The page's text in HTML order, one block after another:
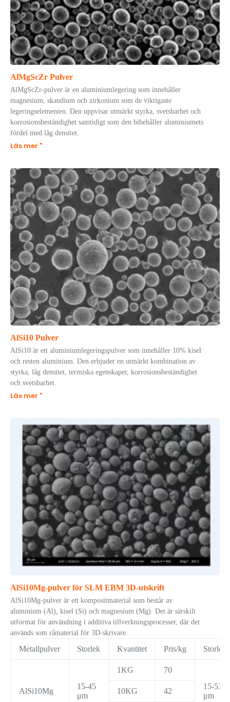
AlMgScZr Pulver
AlMgScZr-pulver är en aluminiumlegering som innehåller
magnesium, skandium och zirkonium som de viktigaste
legeringselementen. Den uppvisar utmärkt styrka, svetsbarhet och
korrosionsbeständighet samtidigt som den bibehåller aluminiumets
fördel med låg densitet.
Läs mer "
AlSi10 Pulver
AlSi10 är ett aluminiumlegeringspulver som innehåller 10% kisel
och resten aluminium. Den erbjuder en utmärkt kombination av
styrka, låg densitet, termiska egenskaper, korrosionsbeständighet
och svetsbarhet.
Läs mer "
AlSi10Mg-pulver för SLM EBM 3D-utskrift
AlSi10Mg-pulver är ett kompositmaterial som består av
aluminium (Al), kisel (Si) och magnesium (Mg). Det är särskilt
utformat för användning i additiva tillverkningsprocesser, där det
används som råmaterial för 3D-skrivare.
Metallpulver Storlek Kvantitet Pris/kg Storlek
AlSi10Mg
15-45
μm
1KG
70
15-53
μm
10KG 42